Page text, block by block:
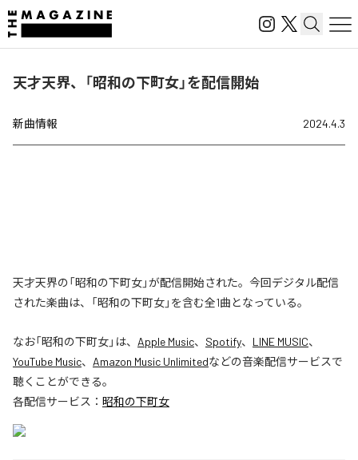
天才天界、「昭和の下町女」を配信開始
新曲情報 2024.4.3
天才天界の「昭和の下町女」が配信開始された。今回デジタル配信
された楽曲は、「昭和の下町女」を含む全1曲となっている。
なお「昭和の下町女」は、 Apple Music、 Spotify、 LINE MUSIC、
YouTube Music、 Amazon Music Unlimitedなどの音楽配信サービスで
聴くことができる。
各配信サービス： 昭和の下町女